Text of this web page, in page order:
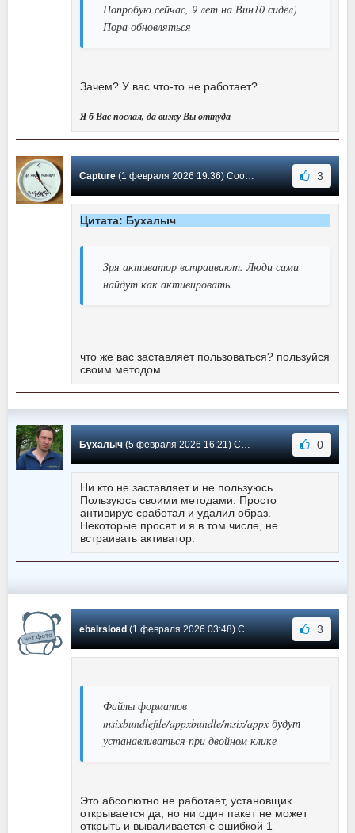
Попробую сейчас, 9 лет на Вин10 сидел)
Пора обновляться
Зачем? У вас что-то не работает?
Я б Вас послал, да вижу Вы оттуда
Capture(1 февраля 2026 19:36) Сообщение #15 3
Цитата: Бухалыч
Зря активатор встраивают. Люди сами
найдут как активировать.
что же вас заставляет пользоваться? пользуйся
своим методом.
Бухалыч(5 февраля 2026 16:21) Сообщение #14 0
Ни кто не заставляет и не пользуюсь.
Пользуюсь своими методами. Просто
антивирус сработал и удалил образ.
Некоторые просят и я в том числе, не
встраивать активатор.
ebalrsload(1 февраля 2026 03:48) Сообщение #13 3
Файлы форматов
msixbundlefile/appxbundle/msix/appx будут
устанавливаться при двойном клике
Это абсолютно не работает, установщик
открывается да, но ни один пакет не может
открыть и вываливается с ошибкой 1